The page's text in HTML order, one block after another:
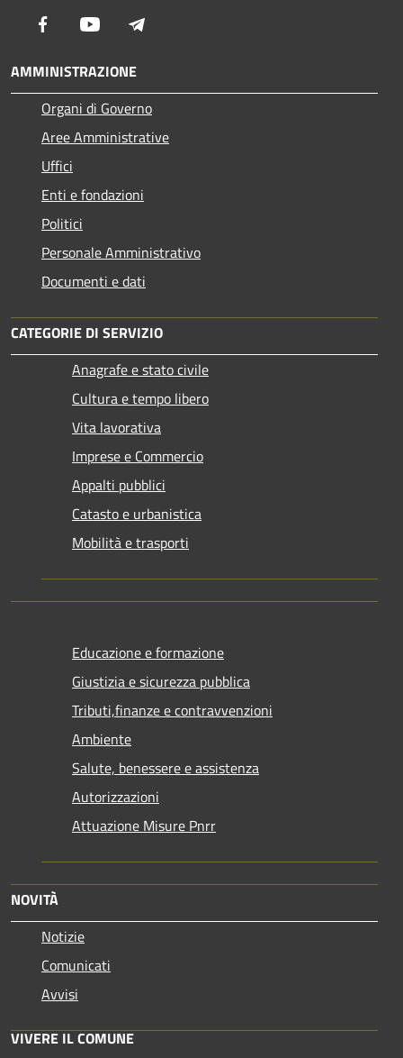
Facebook Youtube
AMMINISTRAZIONE
Organi di Governo
Aree Amministrative
Uffici
Enti e fondazioni
Politici
Personale Amministrativo
Documenti e dati
CATEGORIE DI SERVIZIO
Anagrafe e stato civile
Cultura e tempo libero
Vita lavorativa
Imprese e Commercio
Appalti pubblici
Catasto e urbanistica
Mobilità e trasporti
Educazione e formazione
Giustizia e sicurezza pubblica
Tributi,finanze e contravvenzioni
Ambiente
Salute, benessere e assistenza
Autorizzazioni
Attuazione Misure Pnrr
NOVITÀ
Notizie
Comunicati
Avvisi
VIVERE IL COMUNE